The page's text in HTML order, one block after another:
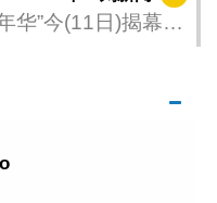
华”今(11日)揭幕